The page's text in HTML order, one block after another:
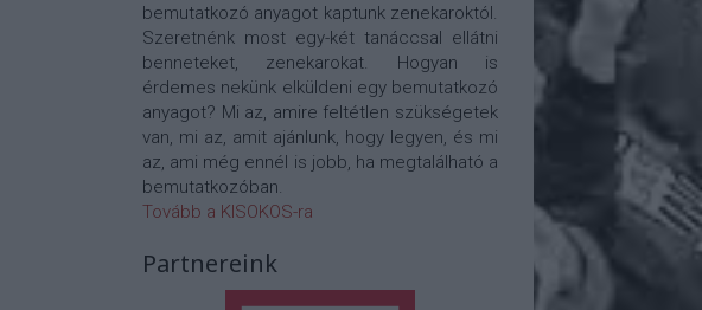
bemutatkozó anyagot kaptunk zenekaroktól.
Szeretnénk most egy-két tanáccsal ellátni
benneteket, zenekarokat. Hogyan is
érdemes nekünk elküldeni egy bemutatkozó
anyagot? Mi az, amire feltétlen szükségetek
van, mi az, amit ajánlunk, hogy legyen, és mi
az, ami még ennél is jobb, ha megtalálható a
bemutatkozóban.
Tovább a KISOKOS-ra
Partnereink